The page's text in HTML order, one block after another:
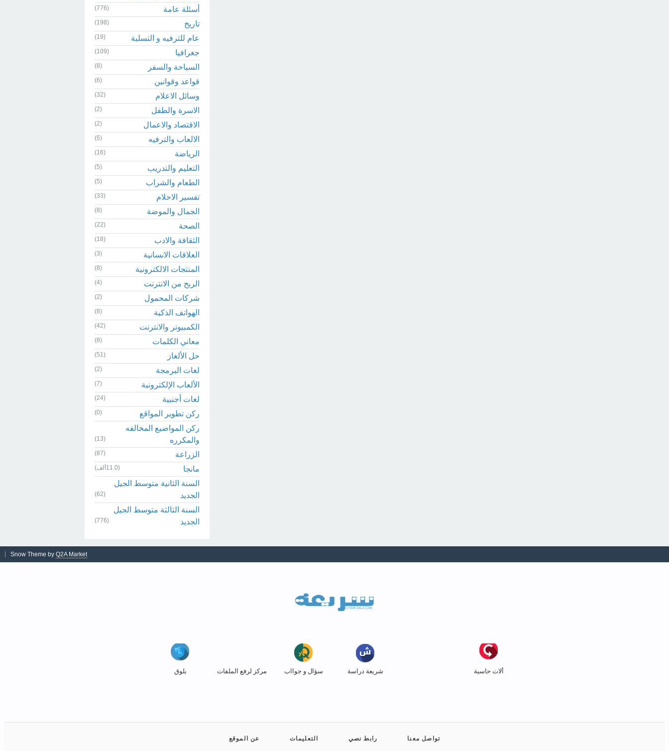
أسئلة عامة (776)
تاريخ (198)
عام للترفيه و التسلية (19)
جغرافيا (109)
السياحة والسفر (8)
قواعد وقوانين (6)
وسائل الاعلام (32)
الاسرة والطفل (2)
الاقتصاد والاعمال (2)
الالعاب والترفيه (5)
الرياضة (16)
التعليم والتدريب (5)
الطعام والشراب (5)
تفسير الاحلام (33)
الجمال والموضة (8)
الصحة (22)
الثقافة والادب (18)
العلاقات الانسانية (3)
المنتجات الالكترونية (8)
الربح من الانترنت (4)
شركات المحمول (2)
الهواتف الذكية (8)
الكمبيوتر والانترنت (42)
معاني الكلمات (8)
حل الألغاز (51)
لغات البرمجة (2)
الألعاب الإلكترونية (7)
لغات أجنبية (24)
ركن تطوير المواقع (0)
ركن المواضيع المخالفه
والمكرره
(13)
الزراعة (87)
مانجا (11.0ألف)
السنة الثانية متوسط الجيل
الجديد
(62)
السنة الثالثة متوسط الجيل
الجديد
(776)
Snow Theme by Q2A Market